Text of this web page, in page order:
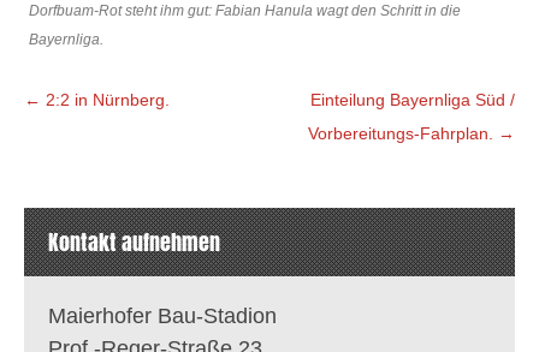
Dorfbuam-Rot steht ihm gut: Fabian Hanula wagt den Schritt in die
Bayernliga.
Beitragsnavigation
← 2:2 in Nürnberg.
Einteilung Bayernliga Süd /
Vorbereitungs-Fahrplan.
→
Kontakt aufnehmen
Maierhofer Bau-Stadion